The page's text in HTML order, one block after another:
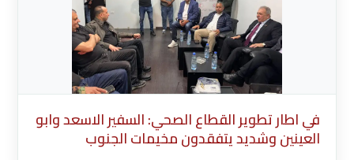
في اطار تطوير القطاع الصحي: السفير الاسعد وابو
العينين وشديد يتفقدون مخيمات الجنوب